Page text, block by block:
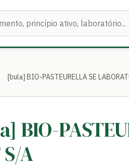
[bula] BIO-PASTEURELLA SE
BIO-
A